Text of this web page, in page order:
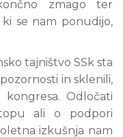
zmago ter
se nam ponudijo,
tajništvo SSk sta
in sklenili,
Odločati
ali o podpori
izkušnja nam